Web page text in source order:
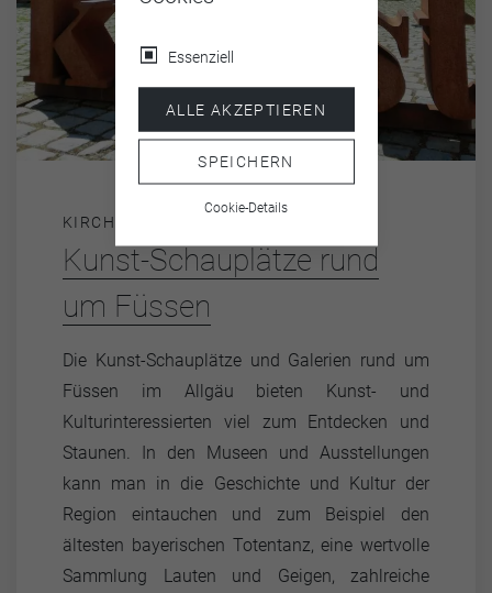
KIRCHEN UND MUSEEN
Kunst-Schauplätze rund
um Füssen
Die Kunst-Schauplätze und Galerien rund um
Füssen im Allgäu bieten Kunst- und
Kulturinteressierten viel zum Entdecken und
Staunen. In den Museen und Ausstellungen
kann man in die Geschichte und Kultur der
Region eintauchen und zum Beispiel den
ältesten bayerischen Totentanz, eine wertvolle
Sammlung Lauten und Geigen, zahlreiche
Essenziell
ALLE AKZEPTIEREN
SPEICHERN
Cookie-Details